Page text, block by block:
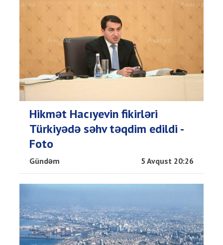
Hikmət Hacıyevin fikirləri
Türkiyədə səhv təqdim edildi -
Foto
Gündəm 5 Avqust 20:26